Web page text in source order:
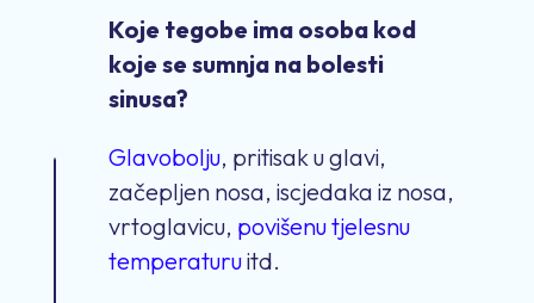
Koje tegobe ima osoba kod
koje se sumnja na bolesti
sinusa?
Glavobolju, pritisak u glavi,
začepljen nosa, iscjedaka iz nosa,
vrtoglavicu, povišenu tjelesnu
temperaturuitd.